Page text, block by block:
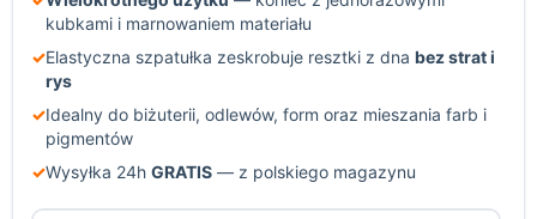
kubkami i marnowaniem materiału
✓Elastyczna szpatułka zeskrobuje resztki z dna bez strat i
rys
✓Idealny do biżuterii, odlewów, form oraz mieszania farb i
pigmentów
✓Wysyłka 24h GRATIS — z polskiego magazynu